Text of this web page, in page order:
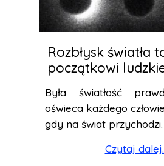
Rozbłysk światła
początkowi
Była światłość
oświeca każdego
gdy na świat przychodzi.
Czytaj